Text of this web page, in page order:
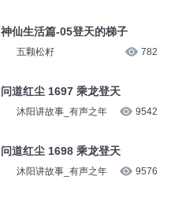
神仙生活篇-05登天的梯子
五颗松籽 782
问道红尘 1697 乘龙登天
沐阳讲故事_有声之年 9542
问道红尘 1698 乘龙登天
沐阳讲故事_有声之年 9576